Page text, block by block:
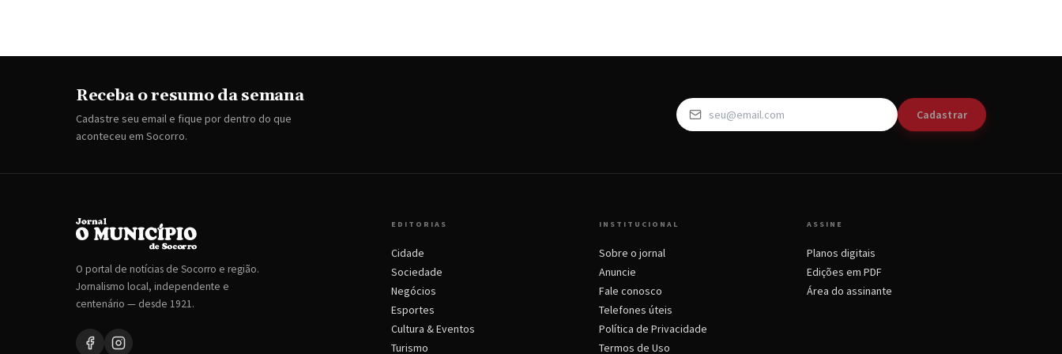
Receba o resumo da semana
Cadastre seu email e fique por dentro do que
aconteceu em Socorro.
Cadastrar
O portal de notícias de Socorro e região.
Jornalismo local, independente e
centenário — desde 1921.
EDITORIAS
Cidade
Sociedade
Negócios
Esportes
Cultura & Eventos
Turismo
INSTITUCIONAL
Sobre o jornal
Anuncie
Fale conosco
Telefones úteis
Política de Privacidade
Termos de Uso
ASSINE
Planos digitais
Edições em PDF
Área do assinante